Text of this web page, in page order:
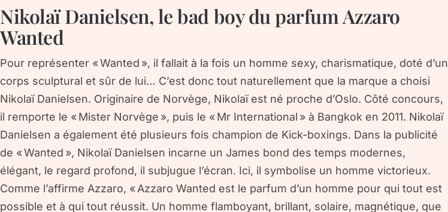
Nikolaï Danielsen, le bad boy du parfum Azzaro
Wanted
Pour représenter « Wanted », il fallait à la fois un homme sexy, charismatique, doté d’un
corps sculptural et sûr de lui… C’est donc tout naturellement que la marque a choisi
Nikolaï Danielsen. Originaire de Norvège, Nikolaï est né proche d’Oslo. Côté concours,
il remporte le « Mister Norvège », puis le « Mr International » à Bangkok en 2011. Nikolaï
Danielsen a également été plusieurs fois champion de Kick-boxings. Dans la publicité
de « Wanted », Nikolaï Danielsen incarne un James bond des temps modernes,
élégant, le regard profond, il subjugue l’écran. Ici, il symbolise un homme victorieux.
Comme l’affirme Azzaro, « Azzaro Wanted est le parfum d’un homme pour qui tout est
possible et à qui tout réussit. Un homme flamboyant, brillant, solaire, magnétique, que